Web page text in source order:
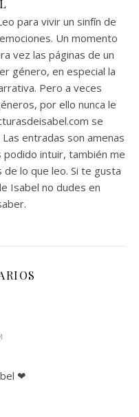
para vivir un sinfín de
Un momento
vez las páginas de un
género, en especial la
Pero a veces
por ello nunca le
se
entradas son amenas
podido intuir, también me
lo que leo. Si te gusta
Isabel no dudes en
❤